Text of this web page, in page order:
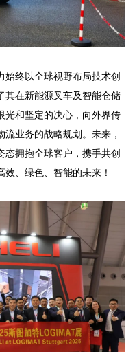
终以全球视野布局技术创
其在新能源叉车及智能仓储
光和坚定的决心，向外界传
业务的战略规划。未来，
拥抱全球客户，携手共创
、绿色、智能的未来！